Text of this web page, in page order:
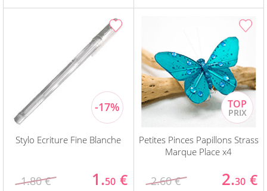
Stylo Ecriture Fine Blanche
1.80 € 1.50 €
Petites Pinces Papillons Strass
Marque Place x4
2.60 € 2.30 €